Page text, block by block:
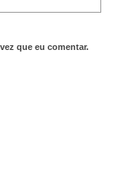
que eu comentar.